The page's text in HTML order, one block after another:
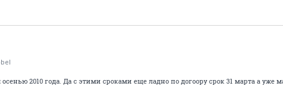
2010 года. Да с этими сроками еще ладно по догоору срок 31 марта а уже